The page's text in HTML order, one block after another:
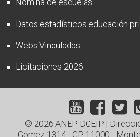
Nómina de escuelas
Datos estadísticos educación
Webs Vinculadas
Licitaciones 2026
© 2026 ANEP DGEIP |
Gómez 1314 - CP 11000 -